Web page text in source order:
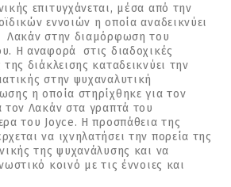
επιτυγχάνεται, μέσα από την
εννοιών η οποία αναδεικνύει
Λακάν στην διαμόρφωση του
Η αναφορά στις διαδοχικές
διάκλεισης καταδεικνύει την
στην ψυχαναλυτική
η οποία στηρίχθηκε για τον
τον Λακάν στα γραπτά του
του Joyce. Η προσπάθεια της
να ιχνηλατήσει την πορεία της
της ψυχανάλυσης και να
κοινό με τις έννοιες και